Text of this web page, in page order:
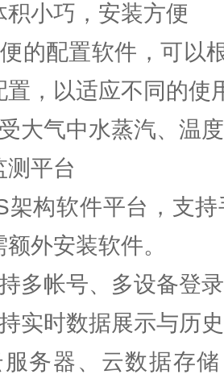
积小巧，安装方便
配置软件，可以
置，以适应不同的使
气中水蒸汽、温度
平台
软件平台，支持
外安装软件。
帐号、多设备登录
时数据展示与历史
器、云数据存储